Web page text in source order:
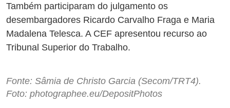
Também participaram do julgamento os
desembargadores Ricardo Carvalho Fraga e Maria
Madalena Telesca. A CEF apresentou recurso ao
Tribunal Superior do Trabalho.
Fonte: Sâmia de Christo Garcia (Secom/TRT4).
Foto: photographee.eu/DepositPhotos